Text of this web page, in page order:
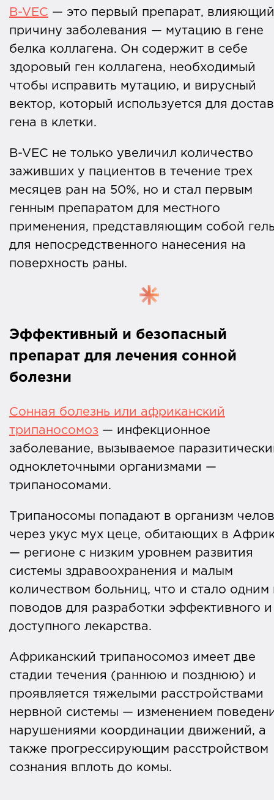
B-VEC — это первый препарат,
причину заболевания — мутацию в гене
белка коллагена. Он содержит в себе
здоровый ген коллагена, необходимый
чтобы исправить мутацию, и вирусный
вектор, который используется для
гена в клетки.
B-VEC не только увеличил количество
заживших у пациентов в течение трех
месяцев ран на 50%, но и стал первым
генным препаратом для местного
применения, представляющим собой
для непосредственного нанесения на
поверхность раны.
Эффективный и безопасный
препарат для лечения сонной
болезни
Сонная болезнь или африканский
трипаносомоз — инфекционное
заболевание, вызываемое
одноклеточными организмами —
трипаносомами.
Трипаносомы попадают в организм
через укус мух цеце, обитающих в
— регионе с низким уровнем развития
системы здравоохранения и малым
количеством больниц, что и стало одним
поводов для разработки эффективного и
доступного лекарства.
Африканский трипаносомоз имеет две
стадии течения (раннюю и позднюю) и
проявляется тяжелыми расстройствами
нервной системы — изменением
нарушениями координации движений, а
также прогрессирующим расстройством
сознания вплоть до комы.